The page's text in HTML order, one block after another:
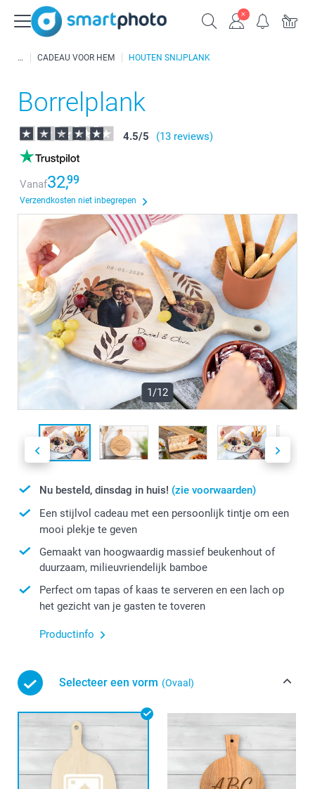
CADEAU VOOR HEM HOUTEN SNIJPLANK
Borrelplank
4.5/5 (13 reviews)
Vanaf32,99
Verzendkosten niet inbegrepen
1/12
Nu besteld, dinsdag in huis! (zie voorwaarden)
Een stijlvol cadeau met een persoonlijk tintje om een
mooi plekje te geven
Gemaakt van hoogwaardig massief beukenhout of
duurzaam, milieuvriendelijk bamboe
Perfect om tapas of kaas te serveren en een lach op
het gezicht van je gasten te toveren
Productinfo
Selecteer een vorm (Ovaal)